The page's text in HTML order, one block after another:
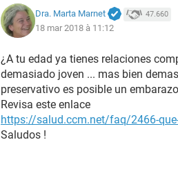
Dra. Marta Marnet 47.660
18 mar 2018 à 11:12
¿A tu edad ya tienes relaciones
demasiado joven ... mas bien
preservativo es posible un
Revisa este enlace
https://salud.ccm.net/faq/2466-
Saludos !